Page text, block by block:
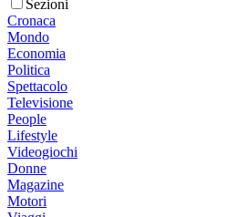
Sezioni
Cronaca
Mondo
Economia
Politica
Spettacolo
Televisione
People
Lifestyle
Videogiochi
Donne
Magazine
Motori